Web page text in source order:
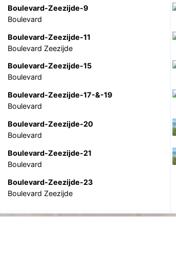
Boulevard-Zeezijde-9
Boulevard
Boulevard-Zeezijde-11
Boulevard Zeezijde
Boulevard-Zeezijde-15
Boulevard
Boulevard-Zeezijde-17-&-19
Boulevard
Boulevard-Zeezijde-20
Boulevard
Boulevard-Zeezijde-21
Boulevard
Boulevard-Zeezijde-23
Boulevard Zeezijde